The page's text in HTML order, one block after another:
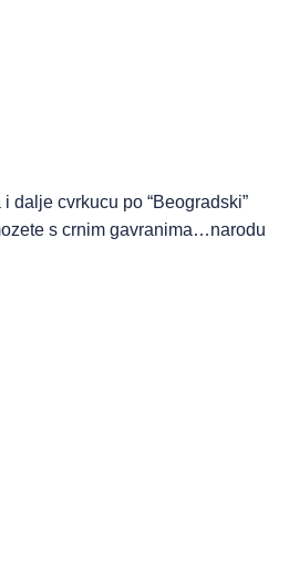
dalje cvrkucu po “Beogradski”
s crnim gavranima…narodu